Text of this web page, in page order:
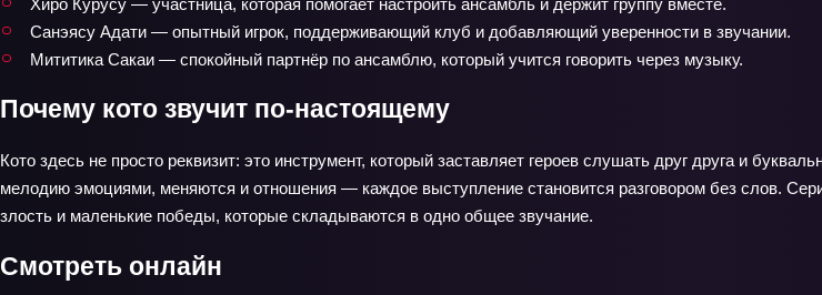
Санэясу Адати — опытный игрок, поддерживающий клуб и добавляющий уверенности в звучании.
Мититика Сакаи — спокойный партнёр по ансамблю, который учится говорить через музыку.
Почему кото звучит по-настоящему
Кото здесь не просто реквизит: это инструмент, который заставляет героев слушать друг друга и
мелодию эмоциями, меняются и отношения — каждое выступление становится разговором без слов.
злость и маленькие победы, которые складываются в одно общее звучание.
Смотреть онлайн